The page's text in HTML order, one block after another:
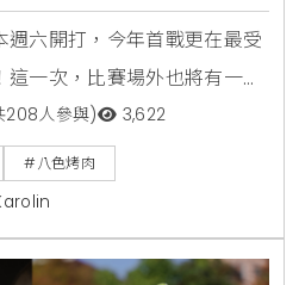
酒塔」
六開打，今年首戰更在最受
一次，比賽場外也將有一場
飽活動，將在韓國第一烤肉
店精彩登場！台北忠孝店分
6/1、6/2 營業時間至
推出酒類無限暢飲活動，其
酒299元喝到飽、399元
208人參與) 3,622
#八色烤肉